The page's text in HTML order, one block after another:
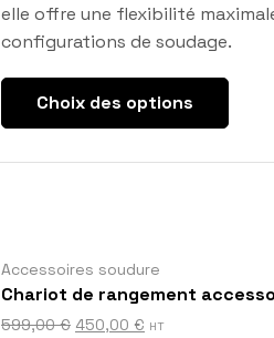
elle offre une flexibilité
configurations de soudage.
Choix des options
Accessoires soudure
Chariot de rangement
599,00€ 450,00 € HT